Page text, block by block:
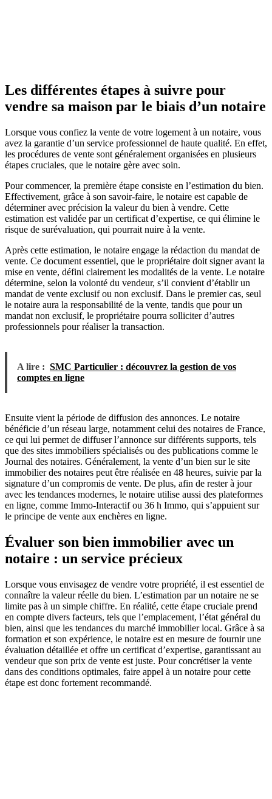
Les différentes étapes à suivre pour
vendre sa maison par le biais d’un notaire
Lorsque vous confiez la vente de votre logement à un notaire, vous
avez la garantie d’un service professionnel de haute qualité. En effet,
les procédures de vente sont généralement organisées en plusieurs
étapes cruciales, que le notaire gère avec soin.
Pour commencer, la première étape consiste en l’estimation du bien.
Effectivement, grâce à son savoir-faire, le notaire est capable de
déterminer avec précision la valeur du bien à vendre. Cette
estimation est validée par un certificat d’expertise, ce qui élimine le
risque de surévaluation, qui pourrait nuire à la vente.
Après cette estimation, le notaire engage la rédaction du mandat de
vente. Ce document essentiel, que le propriétaire doit signer avant la
mise en vente, défini clairement les modalités de la vente. Le notaire
détermine, selon la volonté du vendeur, s’il convient d’établir un
mandat de vente exclusif ou non exclusif. Dans le premier cas, seul
le notaire aura la responsabilité de la vente, tandis que pour un
mandat non exclusif, le propriétaire pourra solliciter d’autres
professionnels pour réaliser la transaction.
A lire : SMC Particulier : découvrez la gestion de vos
comptes en ligne
Ensuite vient la période de diffusion des annonces. Le notaire
bénéficie d’un réseau large, notamment celui des notaires de France,
ce qui lui permet de diffuser l’annonce sur différents supports, tels
que des sites immobiliers spécialisés ou des publications comme le
Journal des notaires. Généralement, la vente d’un bien sur le site
immobilier des notaires peut être réalisée en 48 heures, suivie par la
signature d’un compromis de vente. De plus, afin de rester à jour
avec les tendances modernes, le notaire utilise aussi des plateformes
en ligne, comme Immo-Interactif ou 36 h Immo, qui s’appuient sur
le principe de vente aux enchères en ligne.
Évaluer son bien immobilier avec un
notaire : un service précieux
Lorsque vous envisagez de vendre votre propriété, il est essentiel de
connaître la valeur réelle du bien. L’estimation par un notaire ne se
limite pas à un simple chiffre. En réalité, cette étape cruciale prend
en compte divers facteurs, tels que l’emplacement, l’état général du
bien, ainsi que les tendances du marché immobilier local. Grâce à sa
formation et son expérience, le notaire est en mesure de fournir une
évaluation détaillée et offre un certificat d’expertise, garantissant au
vendeur que son prix de vente est juste. Pour concrétiser la vente
dans des conditions optimales, faire appel à un notaire pour cette
étape est donc fortement recommandé.